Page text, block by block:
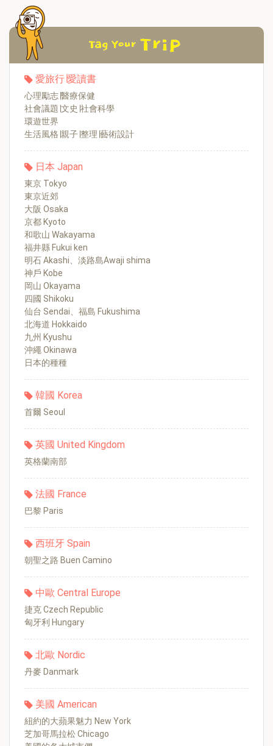
愛旅行∣愛讀書
心理勵志∣醫療保健
社會議題∣文史∣社會科學
環遊世界
生活風格∣親子∣整理∣藝術設計
日本 Japan
東京 Tokyo
東京近郊
大阪 Osaka
京都 Kyoto
和歌山 Wakayama
福井縣 Fukui ken
明石 Akashi、淡路島Awaji shima
神戶 Kobe
岡山 Okayama
四國 Shikoku
仙台 Sendai、福島 Fukushima
北海道 Hokkaido
九州 Kyushu
沖繩 Okinawa
日本的種種
韓國 Korea
首爾 Seoul
英國 United Kingdom
英格蘭南部
法國 France
巴黎 Paris
西班牙 Spain
朝聖之路 Buen Camino
中歐 Central Europe
捷克 Czech Republic
匈牙利 Hungary
北歐 Nordic
丹麥 Danmark
美國 American
紐約的大蘋果魅力 New York
芝加哥馬拉松 Chicago